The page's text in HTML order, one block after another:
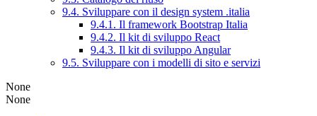
9.4. Sviluppare con il design system .italia
9.4.1. Il framework Bootstrap Italia
9.4.2. Il kit di sviluppo React
9.4.3. Il kit di sviluppo Angular
9.5. Sviluppare con i modelli di sito e servizi
None
None